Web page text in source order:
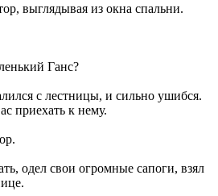
выглядывая из окна спальни.
Ганс?
с лестницы, и сильно ушибся.
приехать к нему.
одел свои огромные сапоги, взял